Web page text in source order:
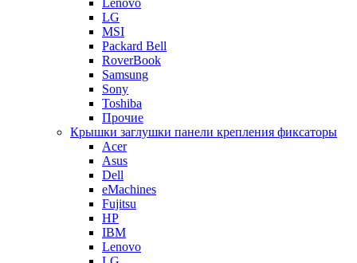
LG
MSI
Packard Bell
RoverBook
Samsung
Sony
Toshiba
Прочие
Крышки заглушки панели крепления фиксаторы
Acer
Asus
Dell
eMachines
Fujitsu
HP
IBM
Lenovo